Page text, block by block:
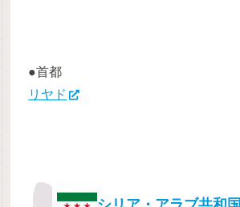
●首都
リヤド